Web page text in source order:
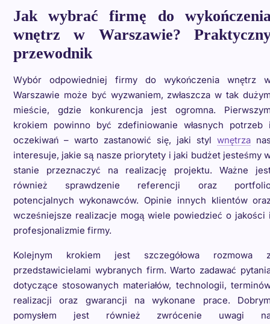
Jak wybrać firmę do
wnętrz w Warszawie?
przewodnik
Wybór odpowiedniej firmy do wykończenia wnętrz
Warszawie może być wyzwaniem, zwłaszcza w tak
mieście, gdzie konkurencja jest ogromna.
krokiem powinno być zdefiniowanie własnych potrzeb
oczekiwań – warto zastanowić się, jaki stylwnętrza
interesuje, jakie są nasze priorytety i jaki budżet jesteśmy
stanie przeznaczyć na realizację projektu. Ważne
również sprawdzenie referencji oraz
potencjalnych wykonawców. Opinie innych klientów
wcześniejsze realizacje mogą wiele powiedzieć o jakości
profesjonalizmie firmy.
Kolejnym krokiem jest szczegółowa rozmowa
przedstawicielami wybranych firm. Warto zadawać
dotyczące stosowanych materiałów, technologii,
realizacji oraz gwarancji na wykonane prace.
pomysłem jest również zwrócenie uwagi